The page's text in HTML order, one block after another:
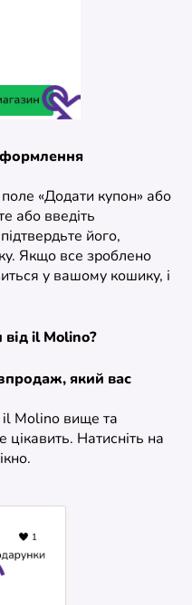
«Додати купон» або
або введіть
його,
Якщо все зроблено
у вашому кошику, і
il Molino?
який вас
il Molino вище та
цікавить. Натисніть на